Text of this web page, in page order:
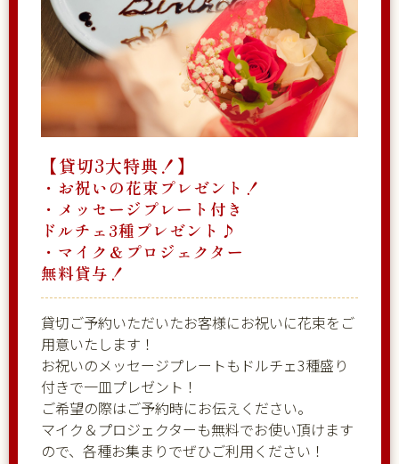
【貸切3大特典！】
・お祝いの花束プレゼント！
・メッセージプレート付き
ドルチェ3種プレゼント♪
・マイク＆プロジェクター
無料貸与！
貸切ご予約いただいたお客様にお祝いに花束をご
用意いたします！
お祝いのメッセージプレートもドルチェ3種盛り
付きで一皿プレゼント！
ご希望の際はご予約時にお伝えください。
マイク＆プロジェクターも無料でお使い頂けます
ので、各種お集まりでぜひご利用ください！